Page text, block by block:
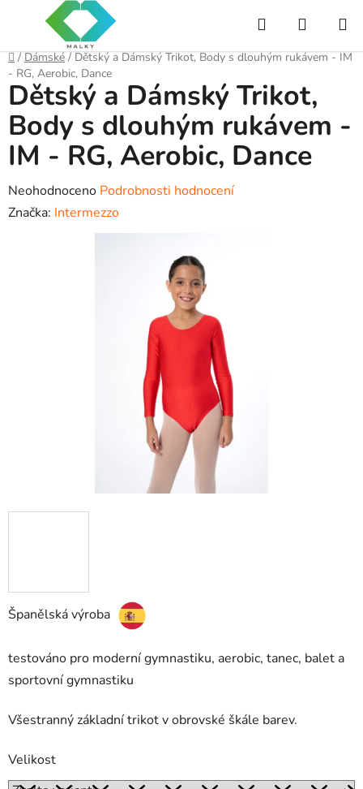
Hledat
KOŠÍK
Domů
/ Dámské / Dětský a Dámský Trikot, Body s dlouhým rukávem - IM
- RG, Aerobic, Dance
Španělská výroba
testováno pro moderní gymnastiku, aerobic, tanec, balet a
sportovní gymnastiku
Všestranný základní trikot v obrovské škále barev.
Velikost
Dětský a Dámský Trikot,
Body s dlouhým rukávem -
IM - RG, Aerobic, Dance
Průměrné
hodnocení
Neohodnoceno Podrobnosti hodnocení
Značka: Intermezzo